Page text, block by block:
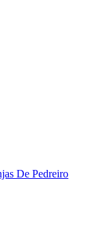
De Pedreiro